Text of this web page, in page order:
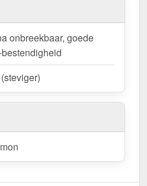
onbreekbaar, goede
bestendigheid